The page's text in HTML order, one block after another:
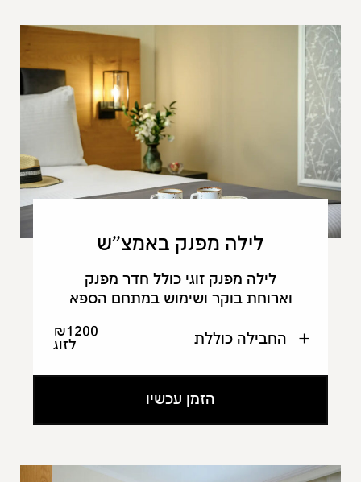
לילה מפנק באמצ"ש
לילה מפנק זוגי כולל חדר מפנק
וארוחת בוקר ושימוש במתחם הספא
₪1200
לזוג
החבילה כוללת
הזמן עכשיו